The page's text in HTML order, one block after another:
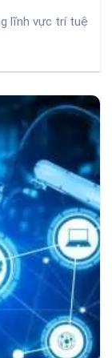
lĩnh vực trí tuệ